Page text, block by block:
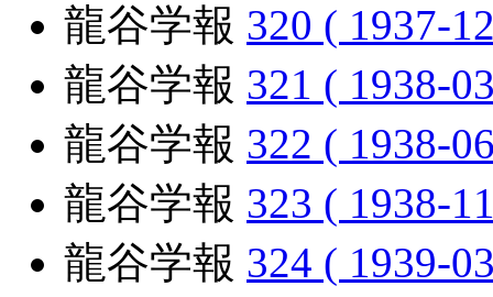
龍谷学報 320 ( 1937-
龍谷学報 321 ( 1938-
龍谷学報 322 ( 1938-
龍谷学報 323 ( 1938-
龍谷学報 324 ( 1939-